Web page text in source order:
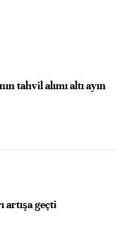
tahvil alımı altı ayın
artışa geçti